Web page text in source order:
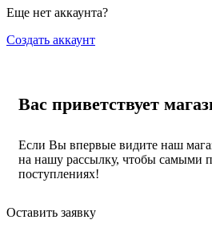
Еще нет аккаунта?
Создать аккаунт
Вас приветствует
Если Вы впервые видите наш
на нашу рассылку, чтобы самыми
поступлениях!
Оставить заявку